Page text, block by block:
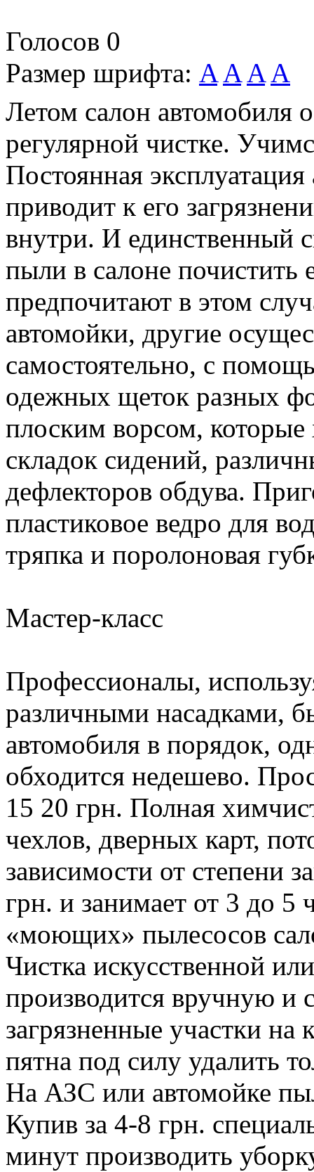
Голосов 0
Размер шрифта: A A A A
Летом салон автомобиля
регулярной чистке.
Постоянная
приводит к его
внутри. И единственный
пыли в салоне почистить
предпочитают в этом
автомойки, другие
самостоятельно, с
одежных щеток разных
плоским ворсом,
складок сидений,
дефлекторов обдува.
пластиковое ведро для
тряпка и поролоновая
Мастер-класс
Профессионалы,
различными насадками,
автомобиля в порядок,
обходится недешево.
15 20 грн. Полная
чехлов, дверных карт,
зависимости от степени
грн. и занимает от 3 до 5
«моющих» пылесосов
Чистка искуcственной
производится вручную и
загрязненные участки
пятна под силу удалить
На АЗС или автомойке
Купив за 4-8 грн.
минут производить